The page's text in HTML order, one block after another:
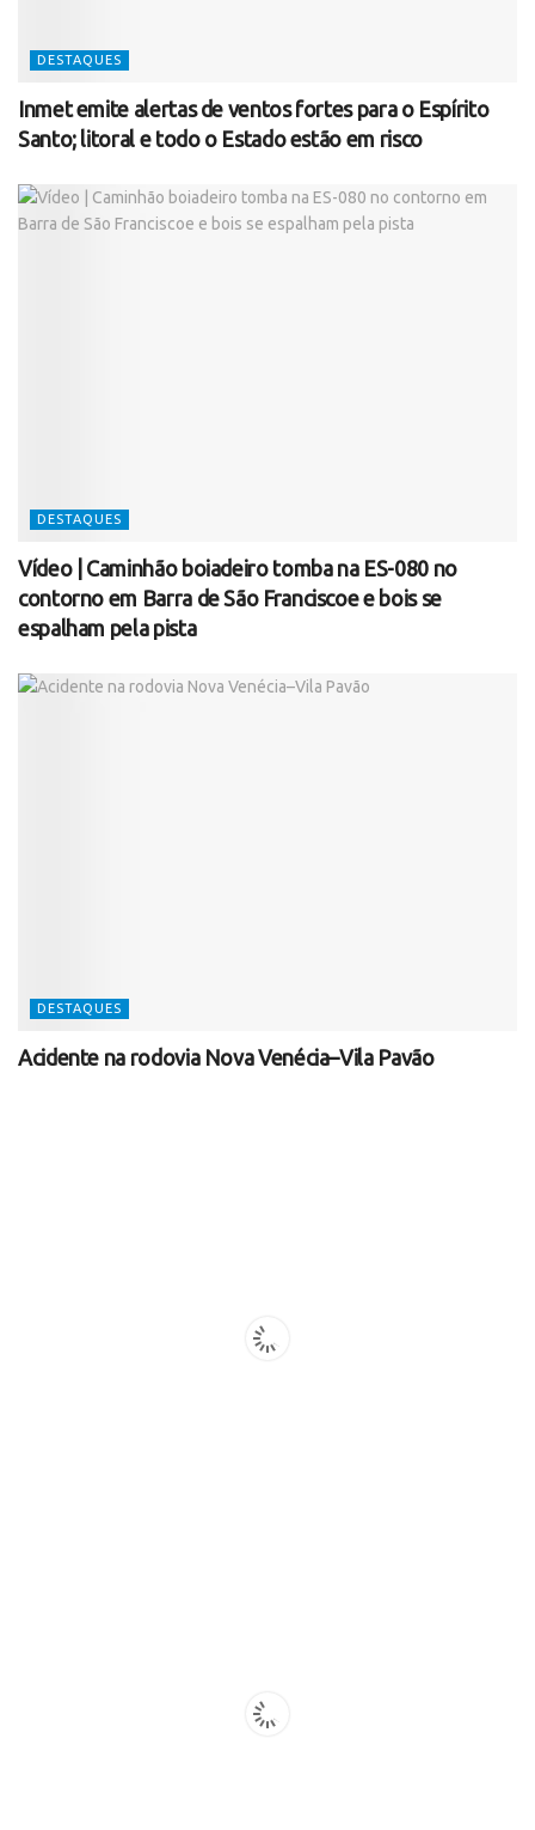
DESTAQUES
Inmet emite alertas de ventos fortes para o Espírito
Santo; litoral e todo o Estado estão em risco
DESTAQUES
Vídeo | Caminhão boiadeiro tomba na ES-080 no
contorno em Barra de São Franciscoe e bois se
espalham pela pista
DESTAQUES
Acidente na rodovia Nova Venécia–Vila Pavão